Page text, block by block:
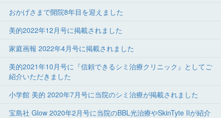
おかげさまで開院8年目を迎えました
美的2022年12月号に掲載されました
家庭画報 2022年4月号に掲載されました
美的2021年10月号に『信頼できるシミ治療クリニック』としてご
紹介いただきました
小学館 美的 2020年7月号に当院のシミ治療が掲載されました
宝島社 Glow 2020年2月号に当院のBBL光治療やSkinTyte IIが紹介